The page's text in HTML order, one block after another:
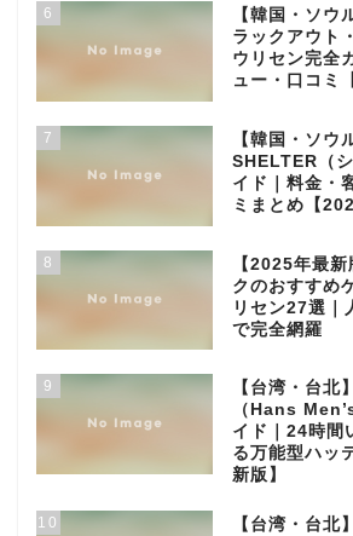
6
【韓国・ソ
ラックアウト
ウリセン完全
ュー・口コミ
7
【韓国・ソウ
SHELTER（
イド｜料金・
ミまとめ【
8
【2025年最
クのおすすめ
リセン27選｜
で完全網羅
9
【台湾・台北
（Hans
イド｜24時間
る万能型ハッ
新版】
10
【台湾・台北